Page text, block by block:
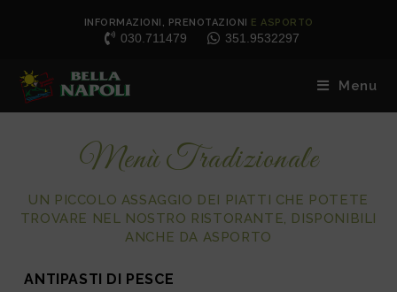
INFORMAZIONI, PRENOTAZIONI E ASPORTO
030.711479 351.9532297
Menu
Menù Tradizionale
UN PICCOLO ASSAGGIO DEI PIATTI CHE POTETE
TROVARE NEL NOSTRO RISTORANTE, DISPONIBILI
ANCHE DA ASPORTO
ANTIPASTI DI PESCE